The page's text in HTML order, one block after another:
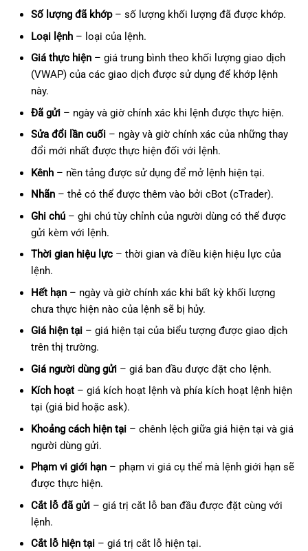
Số lượng đã khớp– số lượng khối lượng đã được khớp.
Loại lệnh– loại của lệnh.
Giá thực hiện– giá trung bình theo khối lượng giao dịch
(VWAP) của các giao dịch được sử dụng để khớp lệnh
này.
Đã gửi– ngày và giờ chính xác khi lệnh được thực hiện.
Sửa đổi lần cuối– ngày và giờ chính xác của những thay
đổi mới nhất được thực hiện đối với lệnh.
Kênh– nền tảng được sử dụng để mở lệnh hiện tại.
Nhãn– thẻ có thể được thêm vào bởi cBot (cTrader).
Ghi chú– ghi chú tùy chỉnh của người dùng có thể được
gửi kèm với lệnh.
Thời gian hiệu lực– thời gian và điều kiện hiệu lực của
lệnh.
Hết hạn– ngày và giờ chính xác khi bất kỳ khối lượng
chưa thực hiện nào của lệnh sẽ bị hủy.
Giá hiện tại– giá hiện tại của biểu tượng được giao dịch
trên thị trường.
Giá người dùng gửi– giá ban đầu được đặt cho lệnh.
Kích hoạt– giá kích hoạt lệnh và phía kích hoạt lệnh hiện
tại (giá bid hoặc ask).
Khoảng cách hiện tại– chênh lệch giữa giá hiện tại và giá
người dùng gửi.
Phạm vi giới hạn– phạm vi giá cụ thể mà lệnh giới hạn sẽ
được thực hiện.
Cắt lỗ đã gửi– giá trị cắt lỗ ban đầu được đặt cùng với
lệnh.
Cắt lỗ hiện tại– giá trị cắt lỗ hiện tại.